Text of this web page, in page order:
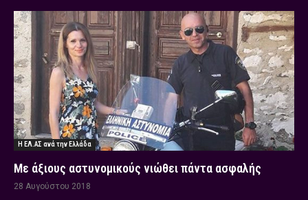
Η ΕΛ.ΑΣ ανά την Ελλάδα
Με άξιους αστυνομικούς νιώθει πάντα ασφαλής
28 Αυγούστου 2018